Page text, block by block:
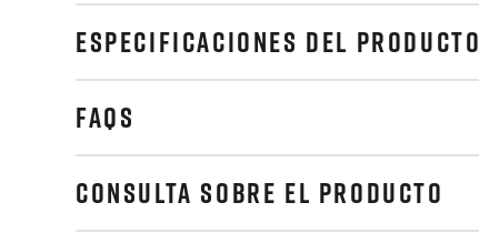
ESPECIFICACIONES DEL PRODUCTO
FAQS
CONSULTA SOBRE EL PRODUCTO